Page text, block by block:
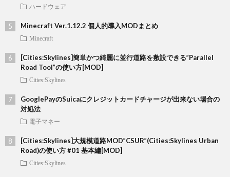
ハードウェア
Minecraft Ver.1.12.2 個人的導入MODまとめ
Minecraft
[Cities:Skylines]簡単かつ綺麗に並行道路を敷設できる”Parallel
Road Tool”の使い方[MOD]
Cities:Skylines
GooglePayのSuicaにクレジットカードチャージが出来ない場合の
対処法
電子マネー
[Cities:Skylines]大規模道路MOD”CSUR”(Cities:Skylines Urban
Road)の使い方 #01 基本編[MOD]
Cities:Skylines